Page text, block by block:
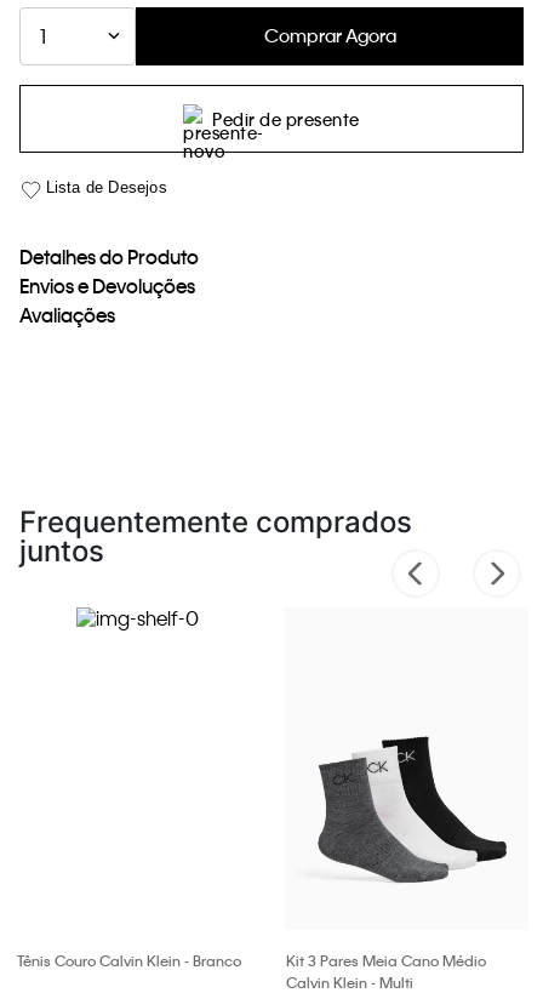
1 Comprar Agora
Pedir de presente
Detalhes do Produto
Envios e Devoluções
Avaliações
Frequentemente comprados
juntos
Tênis Couro Calvin Klein - Branco
Kit 3 Pares Meia Cano Médio
Calvin Klein - Multi